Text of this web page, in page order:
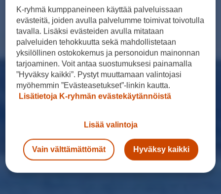
K-ryhmä kumppaneineen käyttää palveluissaan
evästeitä, joiden avulla palvelumme toimivat toivotulla
tavalla. Lisäksi evästeiden avulla mitataan
palveluiden tehokkuutta sekä mahdollistetaan
yksilöllinen ostokokemus ja personoidun mainonnan
tarjoaminen. Voit antaa suostumuksesi painamalla
”Hyväksy kaikki”. Pystyt muuttamaan valintojasi
myöhemmin ”Evästeasetukset”-linkin kautta.
Lisätietoja K-ryhmän evästekäytännöistä
Lisää valintoja
Vain välttämättömät Hyväksy kaikki